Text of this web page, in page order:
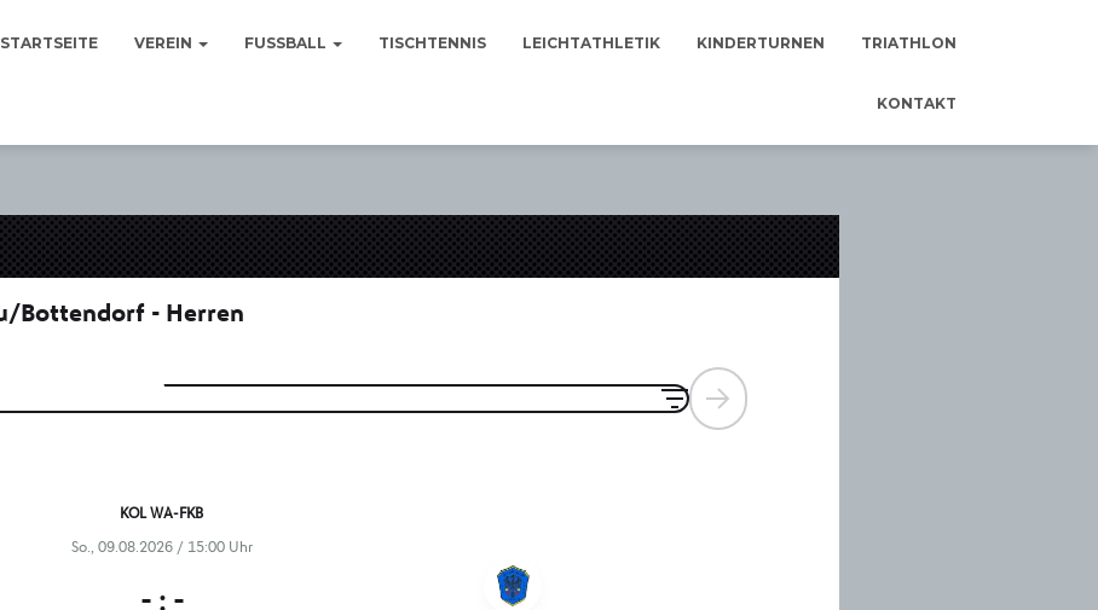
STARTSEITE VEREIN FUSSBALL TISCHTENNIS LEICHTATHLETIK KINDERTURNEN TRIATHLON
KONTAKT